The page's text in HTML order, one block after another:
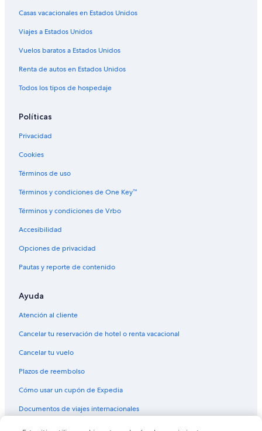
Hoteles en Boa Sorte
Hoteles en Aero Rancho
Hoteles en Moreninha
Hoteles en Vila Saraiva
Hoteles en Nova Lima
Hoteles con bar en Mato Grosso del Sur
Hoteles con gimnasio en Mato Grosso del Sur
Hoteles con restaurante en Mato Grosso del Sur
Hostales en Mato Grosso del Sur
Casas vacacionales en Estados Unidos
Viajes a Estados Unidos
Vuelos baratos a Estados Unidos
Renta de autos en Estados Unidos
Todos los tipos de hospedaje
Políticas
Privacidad
Cookies
Términos de uso
Términos y condiciones de One Key™
Términos y condiciones de Vrbo
Accesibilidad
Opciones de privacidad
Pautas y reporte de contenido
Ayuda
Atención al cliente
Cancelar tu reservación de hotel o renta vacacional
Cancelar tu vuelo
Plazos de reembolso
Cómo usar un cupón de Expedia
Documentos de viajes internacionales